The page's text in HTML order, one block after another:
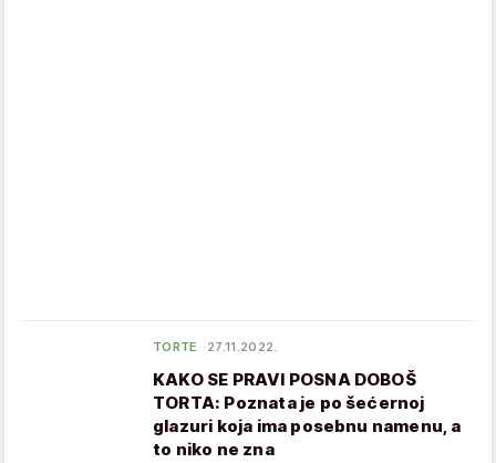
TORTE 27.11.2022.
KAKO SE PRAVI POSNA DOBOŠ
TORTA: Poznata je po šećernoj
glazuri koja ima posebnu namenu, a
to niko ne zna